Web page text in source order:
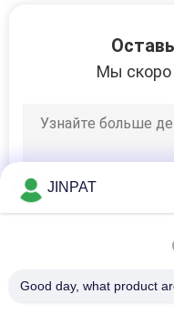
кольца
Мы скоро
JINPAT
Good day, what product